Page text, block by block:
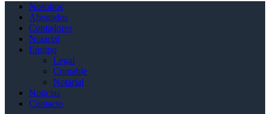
Nosotros
Abogados
Contadores
Notarial
Equipo
Legal
Contable
Notarial
Noticias
Contacto